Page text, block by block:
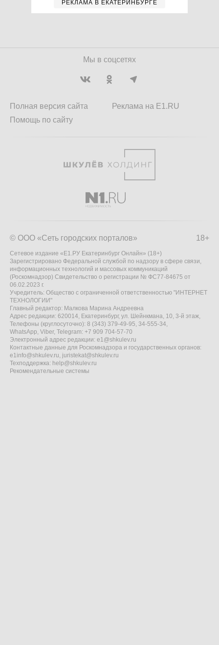
РЕКЛАМА В ЕКАТЕРИНБУРГЕ
Мы в соцсетях
Полная версия сайта
Помощь по сайту
Реклама на E1.RU
18+
© ООО «Сеть городских порталов»
Сетевое издание «Е1.РУ Екатеринбург Онлайн» (18+)
Зарегистрировано Федеральной службой по надзору в сфере связи,
информационных технологий и массовых коммуникаций
(Роскомнадзор) Свидетельство о регистрации № ФС77-84675 от
06.02.2023 г.
Учредитель: Общество с ограниченной ответственностью "ИНТЕРНЕТ
ТЕХНОЛОГИИ"
Главный редактор: Малкова Марина Андреевна
Адрес редакции: 620014, Екатеринбург, ул. Шейнкмана, 10, 3-й этаж,
Телефоны (круглосуточно): 8 (343) 379-49-95, 34-555-34,
WhatsApp, Viber, Telegram: +7 909 704-57-70
Электронный адрес редакции: e1@shkulev.ru
Контактные данные для Роскомнадзора и государственных органов:
e1info@shkulev.ru, juristekat@shkulev.ru
Техподдержка: help@shkulev.ru
Рекомендательные системы